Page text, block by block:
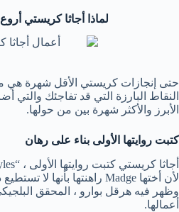
لماذا أجاثا كريستي
حتى إنجازات كريستي الأقل شهرة هي
النقاط البارزة التي قد تفاجئك
الأبرز والأكثر شهرة بين من حولها.
كتبت روايتها الأولى بناء على رهان
وظهر فيه هرقل بوارو ، المحقق
أعمالها.